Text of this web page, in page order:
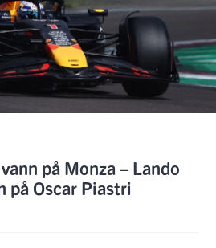
på Monza – Lando
på Oscar Piastri